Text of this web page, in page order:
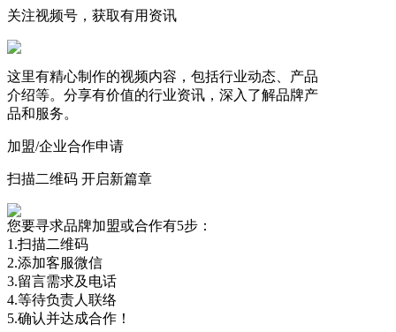
关注视频号，获取有用资讯
这里有精心制作的视频内容，包括行业动态、产品
介绍等。分享有价值的行业资讯，深入了解品牌产
品和服务。
加盟/企业合作申请
扫描二维码 开启新篇章
您要寻求品牌加盟或合作有5步：
1.扫描二维码
2.添加客服微信
3.留言需求及电话
4.等待负责人联络
5.确认并达成合作！